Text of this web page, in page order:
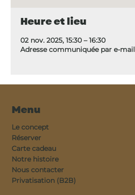
Heure et lieu
02 nov. 2025, 15:30 – 16:30
Adresse communiquée par e-mail
Menu
Le concept
Réserver
Carte cadeau
Notre histoire
Nous contacter
Privatisation (B2B)